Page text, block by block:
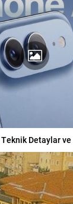
Detaylar ve